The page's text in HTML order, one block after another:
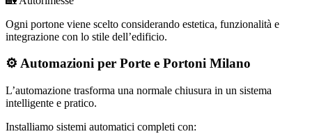
Ogni portone viene scelto considerando estetica, funzionalità e
integrazione con lo stile dell’edificio.
⚙️ Automazioni per Porte e Portoni Milano
L’automazione trasforma una normale chiusura in un sistema
intelligente e pratico.
Installiamo sistemi automatici completi con: